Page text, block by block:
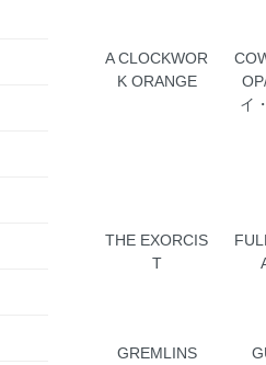
A CLOCKWOR
K ORANGE
イ
THE EXORCIS
T
GREMLINS